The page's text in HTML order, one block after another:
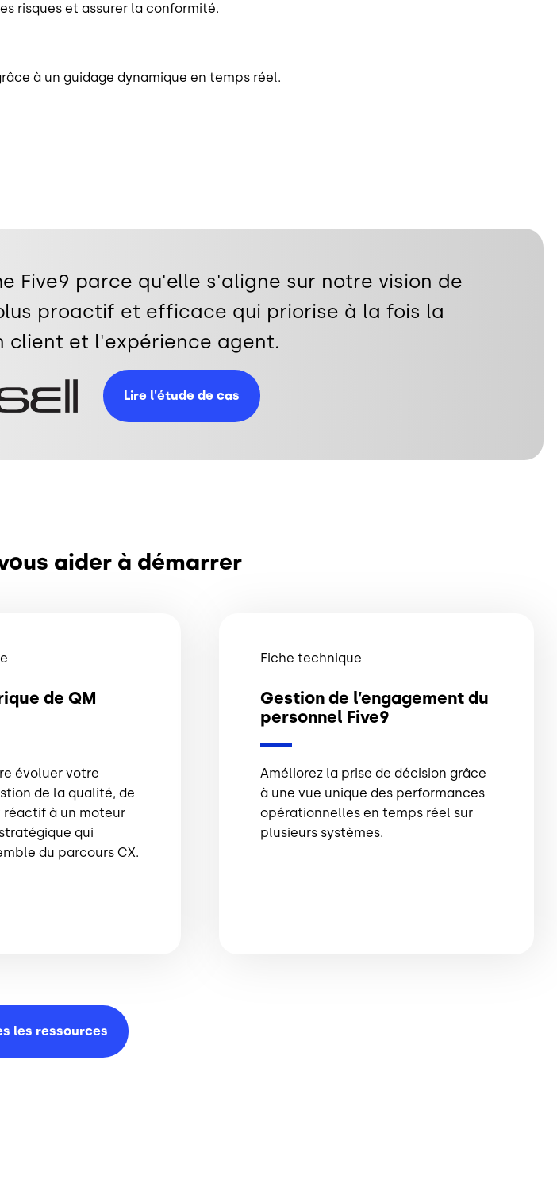
risques et assurer la conformité.
à un guidage dynamique en temps réel.
Five9 parce qu'elle s'aligne sur notre vision de
proactif et efficace qui priorise à la fois la
client et l'expérience agent.
Lire l'étude de cas
aider à démarrer
de QM
évoluer votre
de la qualité, de
à un moteur
qui
du parcours CX.
Fiche technique
Gestion de l’engagement du
personnel Five9
Améliorez la prise de décision grâce
à une vue unique des performances
opérationnelles en temps réel sur
plusieurs systèmes.
les ressources